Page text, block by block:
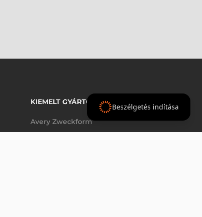
KIEMELT GYÁRTÓINK
Avery Zweckform
Beszélgetés indítása